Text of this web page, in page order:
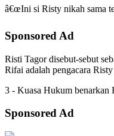
â€œIni si Risty nikah sama
Sponsored Ad
Risti Tagor disebut-sebut
Rifai adalah pengacara
3 - Kuasa Hukum benarkan
Sponsored Ad